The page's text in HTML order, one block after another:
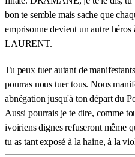
bon te semble mais sache que
emprisonne devient un autre
LAURENT.
Tu peux tuer autant de
pourras nous tuer tous. Nous
abnégation jusqu'à ton départ du
Aussi pourrais je te dire, comme
ivoiriens dignes refuseront même
tu as tant exposé à la haine, à la